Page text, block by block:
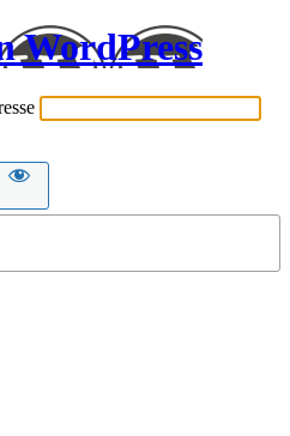
WordPress